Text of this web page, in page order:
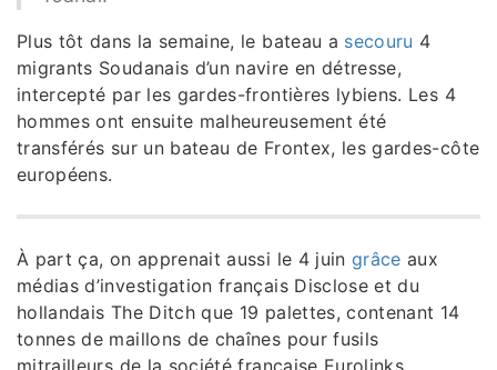
Plus tôt dans la semaine, le bateau a secouru 4
migrants Soudanais d’un navire en détresse,
intercepté par les gardes-frontières lybiens. Les 4
hommes ont ensuite malheureusement été
transférés sur un bateau de Frontex, les gardes-côte
européens.
À part ça, on apprenait aussi le 4 juingrâce aux
médias d’investigation français Disclose et du
hollandais The Ditch que 19 palettes, contenant 14
tonnes de maillons de chaînes pour fusils